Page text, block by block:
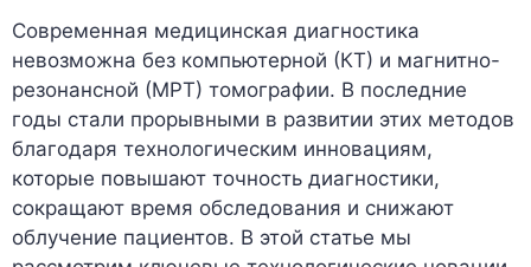
Современная медицинская диагностика
невозможна без компьютерной (КТ) и магнитно-
резонансной (МРТ) томографии. В последние
годы стали прорывными в развитии этих методов
благодаря технологическим инновациям,
которые повышают точность диагностики,
сокращают время обследования и снижают
облучение пациентов. В этой статье мы